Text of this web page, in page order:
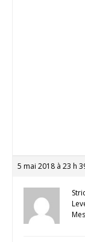
5 mai 2018 à 23 h